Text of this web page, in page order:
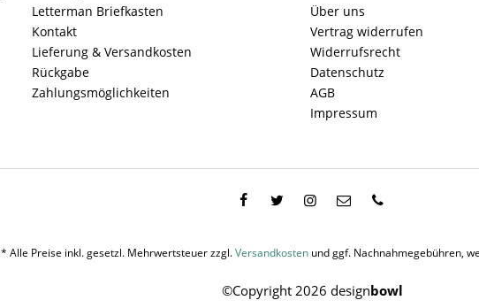
Letterman Briefkasten
Kontakt
Lieferung & Versandkosten
Rückgabe
Zahlungsmöglichkeiten
Über uns
Vertrag widerrufen
Widerrufsrecht
Datenschutz
AGB
Impressum
* Alle Preise inkl. gesetzl. Mehrwertsteuer zzgl.Versandkostenund ggf. Nachnahmegebühren,
©Copyright 2026 designbowl